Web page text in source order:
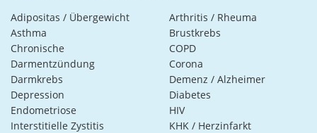
Adipositas / Übergewicht
Arthritis / Rheuma
Asthma
Brustkrebs
Chronische
Darmentzündung
COPD
Corona
Darmkrebs
Demenz / Alzheimer
Depression
Diabetes
Endometriose
HIV
Interstitielle Zystitis
KHK / Herzinfarkt